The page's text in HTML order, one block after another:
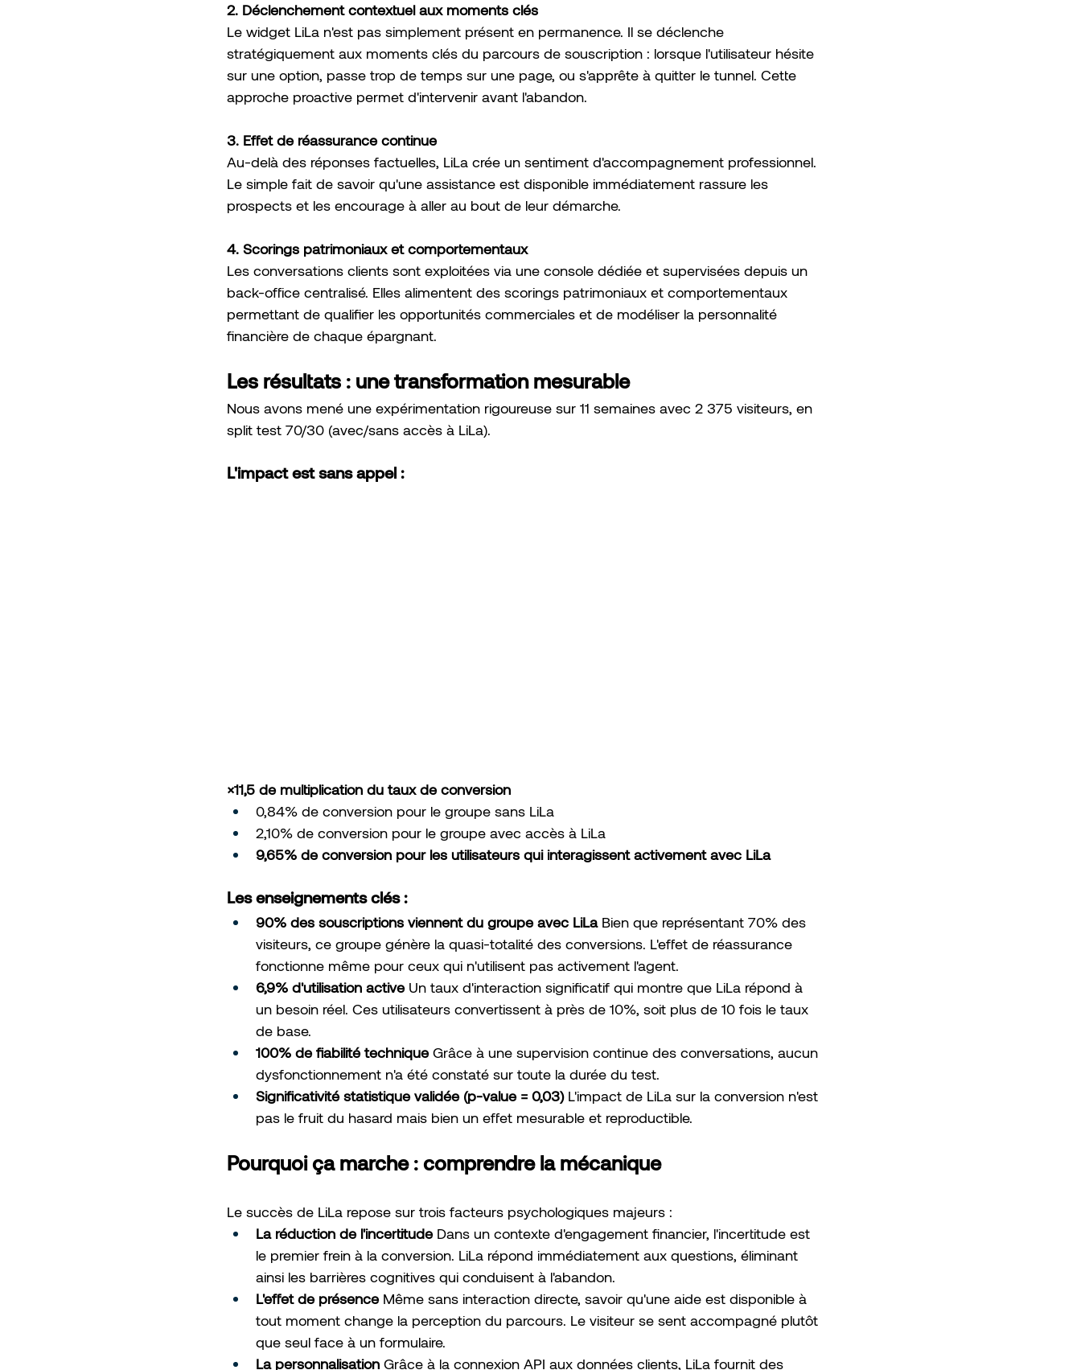
2. Déclenchement contextuel aux moments clés
Le widget LiLa n'est pas simplement présent en permanence. Il se déclenche
stratégiquement aux moments clés du parcours de souscription : lorsque l'utilisateur hésite
sur une option, passe trop de temps sur une page, ou s'apprête à quitter le tunnel. Cette
approche proactive permet d'intervenir avant l'abandon.
3. Effet de réassurance continue
Au-delà des réponses factuelles, LiLa crée un sentiment d'accompagnement professionnel.
Le simple fait de savoir qu'une assistance est disponible immédiatement rassure les
prospects et les encourage à aller au bout de leur démarche.
4. Scorings patrimoniaux et comportementaux
Les conversations clients sont exploitées via une console dédiée et supervisées depuis un
back-office centralisé. Elles alimentent des scorings patrimoniaux et comportementaux
permettant de qualifier les opportunités commerciales et de modéliser la personnalité
financière de chaque épargnant.
Les résultats : une transformation mesurable
Nous avons mené une expérimentation rigoureuse sur 11 semaines avec 2 375 visiteurs, en
split test 70/30 (avec/sans accès à LiLa).
L'impact est sans appel :
×11,5 de multiplication du taux de conversion
0,84% de conversion pour le groupe sans LiLa
2,10% de conversion pour le groupe avec accès à LiLa
9,65% de conversion pour les utilisateurs qui interagissent activement avec LiLa
Les enseignements clés :
90% des souscriptions viennent du groupe avec LiLa Bien que représentant 70% des
visiteurs, ce groupe génère la quasi-totalité des conversions. L'effet de réassurance
fonctionne même pour ceux qui n'utilisent pas activement l'agent.
6,9% d'utilisation active Un taux d'interaction significatif qui montre que LiLa répond à
un besoin réel. Ces utilisateurs convertissent à près de 10%, soit plus de 10 fois le taux
de base.
100% de fiabilité technique Grâce à une supervision continue des conversations, aucun
dysfonctionnement n'a été constaté sur toute la durée du test.
Significativité statistique validée (p-value = 0,03) L'impact de LiLa sur la conversion n'est
pas le fruit du hasard mais bien un effet mesurable et reproductible.
Pourquoi ça marche : comprendre la mécanique
Le succès de LiLa repose sur trois facteurs psychologiques majeurs :
La réduction de l'incertitude Dans un contexte d'engagement financier, l'incertitude est
le premier frein à la conversion. LiLa répond immédiatement aux questions, éliminant
ainsi les barrières cognitives qui conduisent à l'abandon.
L'effet de présence Même sans interaction directe, savoir qu'une aide est disponible à
tout moment change la perception du parcours. Le visiteur se sent accompagné plutôt
que seul face à un formulaire.
La personnalisation Grâce à la connexion API aux données clients, LiLa fournit des